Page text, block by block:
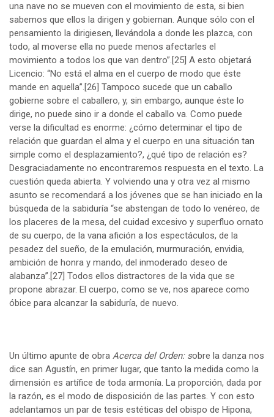
una nave no se mueven con el movimiento de esta, si bien
sabemos que ellos la dirigen y gobiernan. Aunque sólo con el
pensamiento la dirigiesen, llevándola a donde les plazca, con
todo, al moverse ella no puede menos afectarles el
movimiento a todos los que van dentro”.[25] A esto objetará
Licencio: “No está el alma en el cuerpo de modo que éste
mande en aquella”.[26] Tampoco sucede que un caballo
gobierne sobre el caballero, y, sin embargo, aunque éste lo
dirige, no puede sino ir a donde el caballo va. Como puede
verse la dificultad es enorme: ¿cómo determinar el tipo de
relación que guardan el alma y el cuerpo en una situación tan
simple como el desplazamiento?, ¿qué tipo de relación es?
Desgraciadamente no encontraremos respuesta en el texto. La
cuestión queda abierta. Y volviendo una y otra vez al mismo
asunto se recomendará a los jóvenes que se han iniciado en la
búsqueda de la sabiduría “se abstengan de todo lo venéreo, de
los placeres de la mesa, del cuidad excesivo y superfluo ornato
de su cuerpo, de la vana afición a los espectáculos, de la
pesadez del sueño, de la emulación, murmuración, envidia,
ambición de honra y mando, del inmoderado deseo de
alabanza”.[27] Todos ellos distractores de la vida que se
propone abrazar. El cuerpo, como se ve, nos aparece como
óbice para alcanzar la sabiduría, de nuevo.
Un último apunte de obra Acerca del Orden: sobre la danza nos
dice san Agustín, en primer lugar, que tanto la medida como la
dimensión es artífice de toda armonía. La proporción, dada por
la razón, es el modo de disposición de las partes. Y con esto
adelantamos un par de tesis estéticas del obispo de Hipona,